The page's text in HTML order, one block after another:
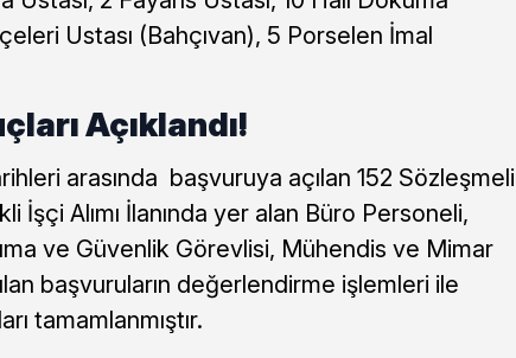
Ustası (Bahçıvan), 5 Porselen İmal
Açıklandı!
arasında başvuruya açılan 152 Sözleşmeli
İşçi Alımı İlanında yer alan Büro Personeli,
ve Güvenlik Görevlisi, Mühendis ve Mimar
başvuruların değerlendirme işlemleri ile
tamamlanmıştır.